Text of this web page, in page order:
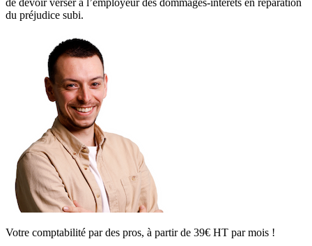
de devoir verser à l’employeur des dommages-intérêts en réparation
du préjudice subi.
Votre comptabilité par des pros, à partir de 39€ HT par mois !